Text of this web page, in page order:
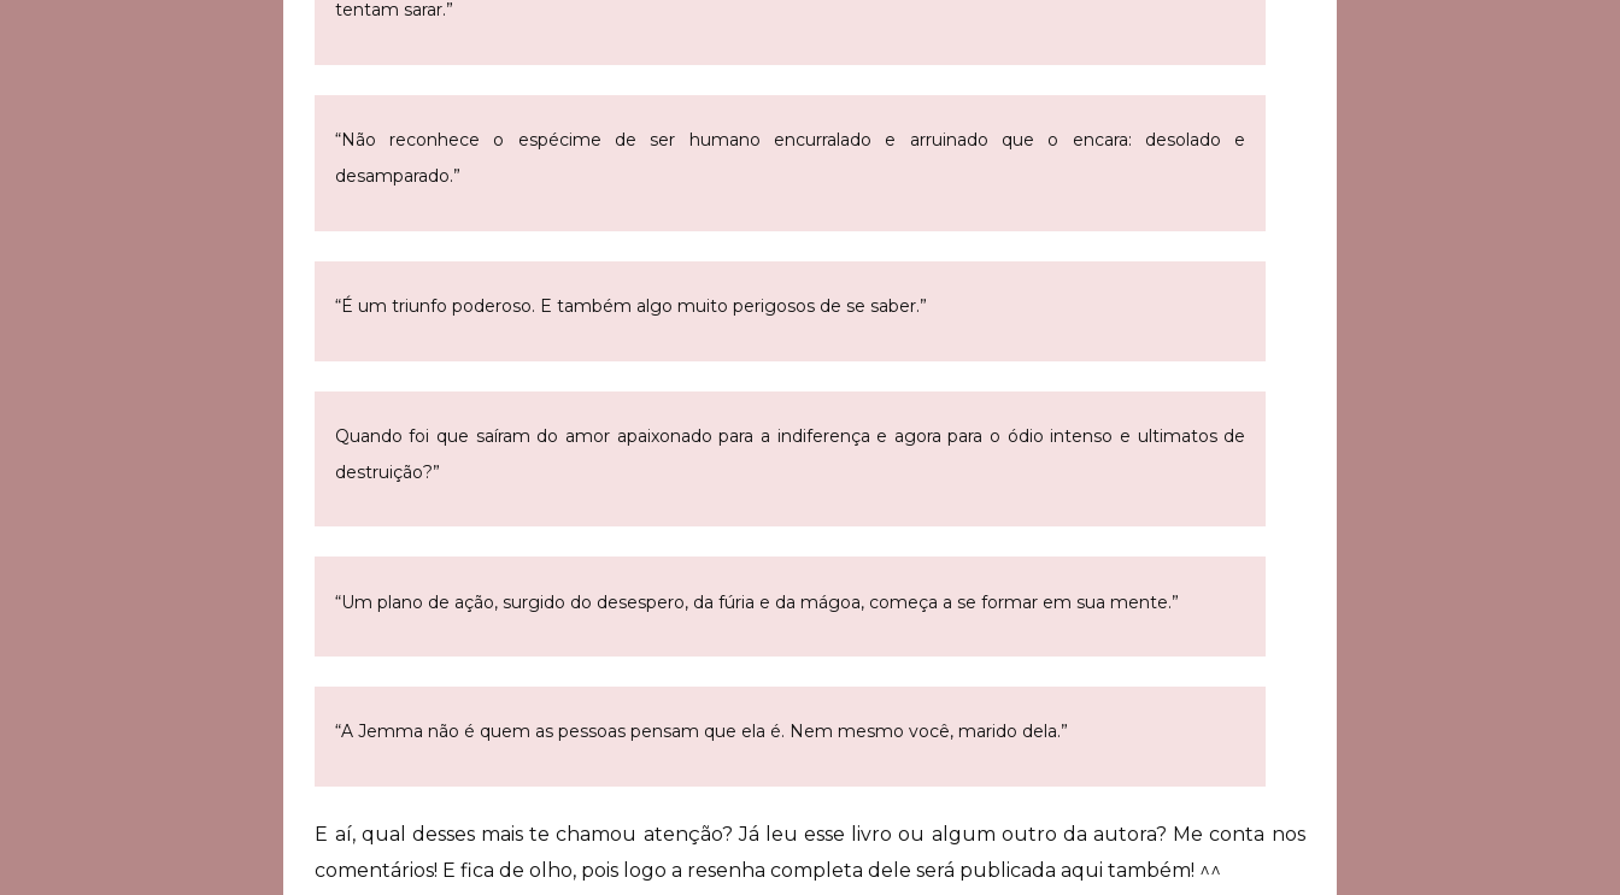
tentam sarar.”
“Não reconhece o espécime de ser humano encurralado e arruinado que o encara: desolado e
desamparado.”
“É um triunfo poderoso. E também algo muito perigosos de se saber.”
Quando foi que saíram do amor apaixonado para a indiferença e agora para o ódio intenso e ultimatos de
destruição?”
“Um plano de ação, surgido do desespero, da fúria e da mágoa, começa a se formar em sua mente.”
“A Jemma não é quem as pessoas pensam que ela é. Nem mesmo você, marido dela.”
E aí, qual desses mais te chamou atenção? Já leu esse livro ou algum outro da autora? Me conta nos
comentários! E fica de olho, pois logo a resenha completa dele será publicada aqui também! ^^